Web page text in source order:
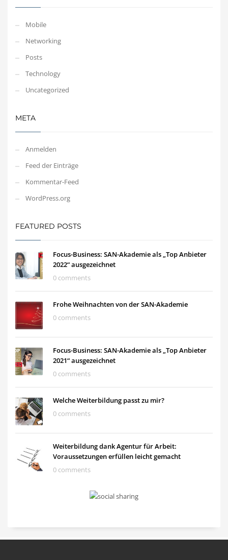
Mobile
Networking
Posts
Technology
Uncategorized
META
Anmelden
Feed der Einträge
Kommentar-Feed
WordPress.org
FEATURED POSTS
Focus-Business: SAN-Akademie als „Top Anbieter
2022“ ausgezeichnet
0 comments
Frohe Weihnachten von der SAN-Akademie
0 comments
Focus-Business: SAN-Akademie als „Top Anbieter
2021“ ausgezeichnet
0 comments
Welche Weiterbildung passt zu mir?
0 comments
Weiterbildung dank Agentur für Arbeit:
Voraussetzungen erfüllen leicht gemacht
0 comments